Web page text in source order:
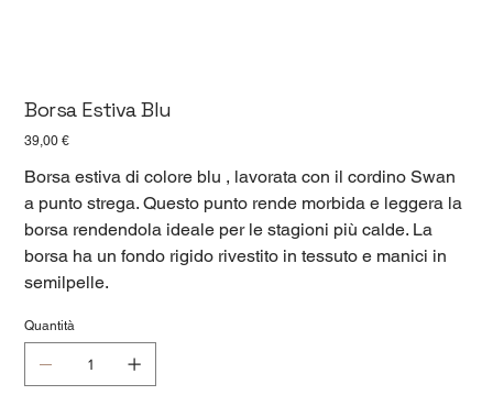
Borsa Estiva Blu
Prezzo
39,00 €
Borsa estiva di colore blu , lavorata con il cordino Swan
a punto strega. Questo punto rende morbida e leggera la
borsa rendendola ideale per le stagioni più calde. La
borsa ha un fondo rigido rivestito in tessuto e manici in
semilpelle.
Quantità